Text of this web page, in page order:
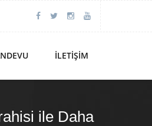
İLETIŞIM
ile Daha